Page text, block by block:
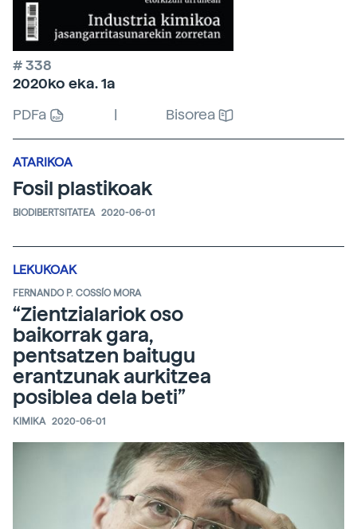
# 338
2020ko eka. 1a
PDFa
| Bisorea
ATARIKOA
Fosil plastikoak
BIODIBERTSITATEA 2020-06-01
LEKUKOAK
FERNANDO P. COSSÍO MORA
“Zientzialariok oso
baikorrak gara,
pentsatzen baitugu
erantzunak aurkitzea
posiblea dela beti”
KIMIKA 2020-06-01